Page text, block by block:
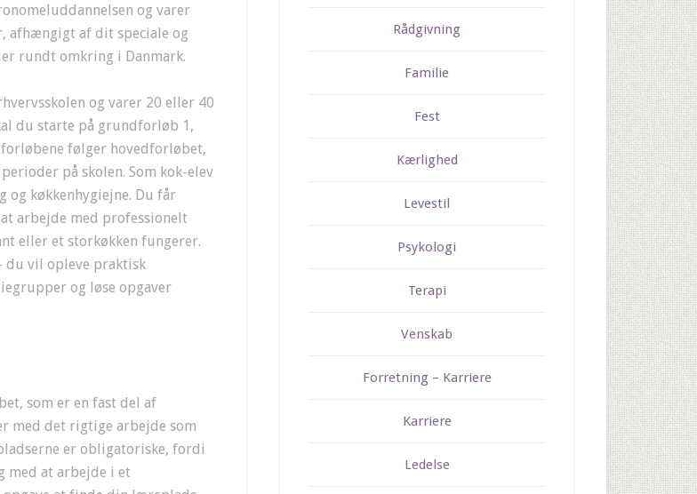
og varer
afhængigt af dit speciale og
rundt omkring i Danmark.
og varer 20 eller 40
du starte på grundforløb 1,
følger hovedforløbet,
på skolen. Som kok-elev
køkkenhygiejne. Du får
arbejde med professionelt
eller et storkøkken fungerer.
du vil opleve praktisk
og løse opgaver
som er en fast del af
med det rigtige arbejde som
er obligatoriske, fordi
med at arbejde i et
Rådgivning
Familie
Fest
Kærlighed
Levestil
Psykologi
Terapi
Venskab
Forretning – Karriere
Karriere
Ledelse